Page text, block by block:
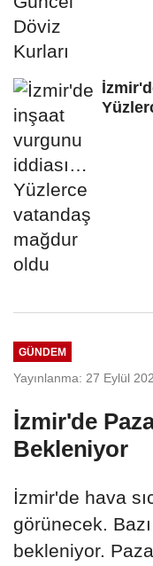
GÜNDEM
Yayınlanma: 27 Eylül
İzmir'de
Bekleniyor
İzmir'de hava
görünecek.
bekleniyor.